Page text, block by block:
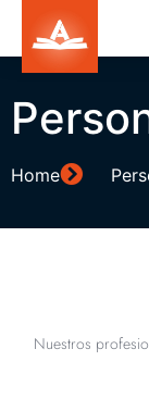
Home
Nuestros